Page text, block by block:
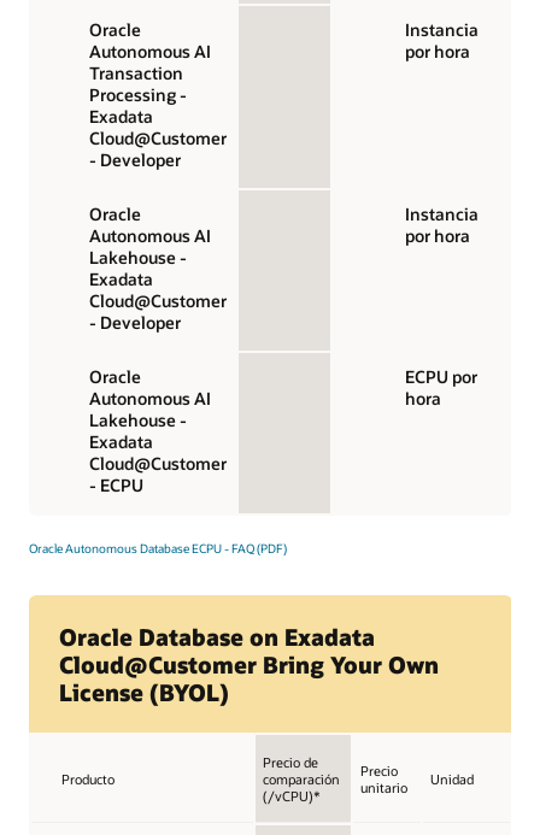
Oracle
Autonomous AI
Transaction
Processing -
Exadata
Cloud@Customer
- Developer
Instancia
por hora
Oracle
Autonomous AI
Lakehouse -
Exadata
Cloud@Customer
- Developer
Instancia
por hora
Oracle
Autonomous AI
Lakehouse -
Exadata
Cloud@Customer
- ECPU
ECPU por
hora
Oracle Autonomous Database ECPU - FAQ (PDF)
Oracle Database on Exadata
Cloud@Customer Bring Your Own
License (BYOL)
Producto
Precio de
comparación
(/vCPU)*
Precio
unitario
Unidad